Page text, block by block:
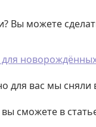
Вы можете
для
для вас мы сняли
сможете в